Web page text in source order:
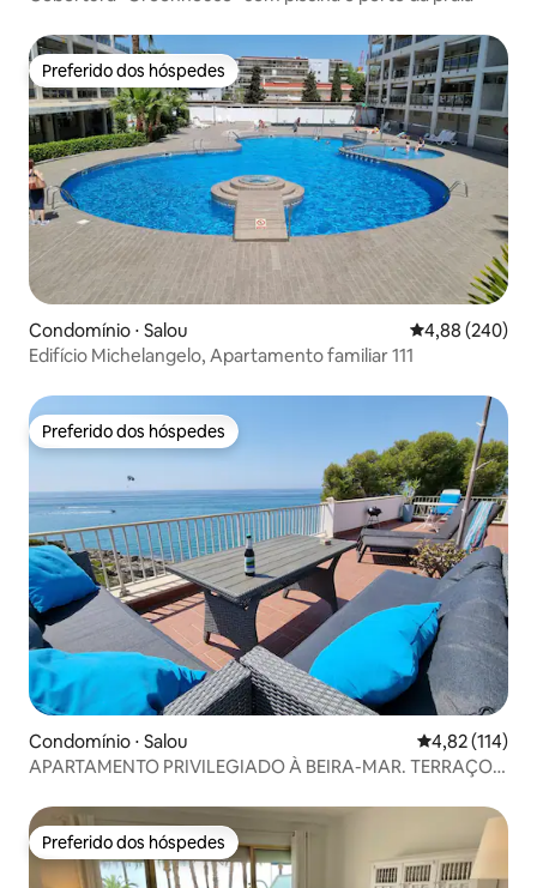
Preferido dos hóspedes
Preferido dos hóspedes
Condomínio ⋅ Salou 4,88 de uma
4,88 (240)
Edifício Michelangelo, Apartamento familiar 111
Preferido dos hóspedes
Preferido dos hóspedes
Condomínio ⋅ Salou 4,82 de uma
4,82 (114)
APARTAMENTO PRIVILEGIADO À BEIRA-MAR. TERRAÇO
Preferido dos hóspedes
Preferido dos hóspedes